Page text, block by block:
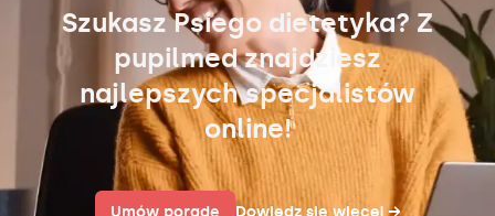
Szukasz Psiego dietetyka? Z
pupilmed znajdziesz
najlepszych specjalistów
online!
Umów poradę Dowiedz się więcej →